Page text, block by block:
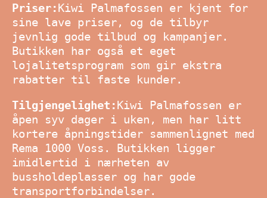
Priser:Kiwi Palmafossen er kjent for
sine lave priser, og de tilbyr
jevnlig gode tilbud og kampanjer.
Butikken har også et eget
lojalitetsprogram som gir ekstra
rabatter til faste kunder.
Tilgjengelighet:Kiwi Palmafossen er
åpen syv dager i uken, men har litt
kortere åpningstider sammenlignet med
Rema 1000 Voss. Butikken ligger
imidlertid i nærheten av
bussholdeplasser og har gode
transportforbindelser.